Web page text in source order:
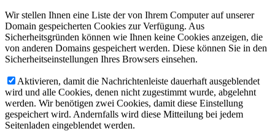
Wir stellen Ihnen eine Liste der von Ihrem Computer auf unserer
Domain gespeicherten Cookies zur Verfügung. Aus
Sicherheitsgründen können wie Ihnen keine Cookies anzeigen, die
von anderen Domains gespeichert werden. Diese können Sie in den
Sicherheitseinstellungen Ihres Browsers einsehen.
Aktivieren, damit die Nachrichtenleiste dauerhaft ausgeblendet
wird und alle Cookies, denen nicht zugestimmt wurde, abgelehnt
werden. Wir benötigen zwei Cookies, damit diese Einstellung
gespeichert wird. Andernfalls wird diese Mitteilung bei jedem
Seitenladen eingeblendet werden.